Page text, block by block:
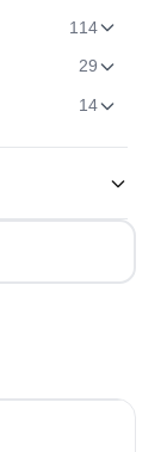
114
29
14